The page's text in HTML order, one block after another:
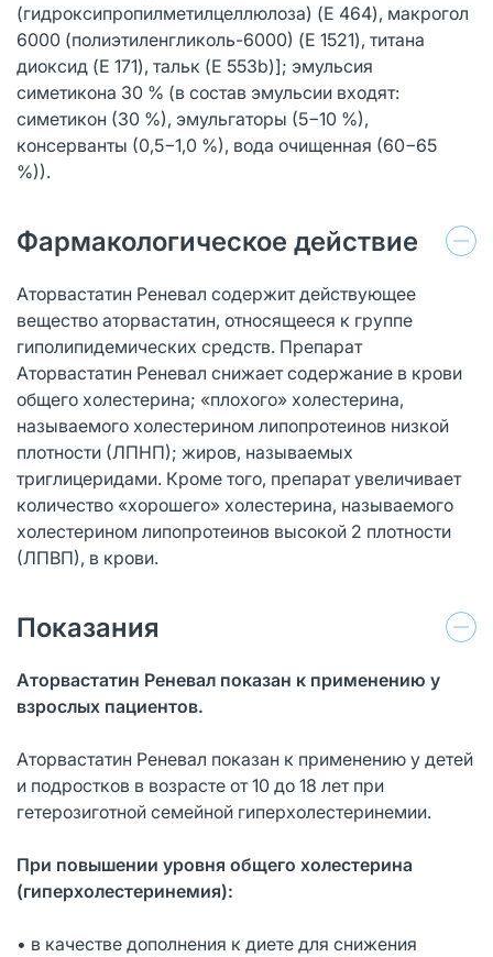
(гидроксипропилметилцеллюлоза) (E 464), макрогол
6000 (полиэтиленгликоль-6000) (E 1521), титана
диоксид (E 171), тальк (E 553b)]; эмульсия
симетикона 30 % (в состав эмульсии входят:
симетикон (30 %), эмульгаторы (5−10 %),
консерванты (0,5−1,0 %), вода очищенная (60−65
%)).
Фармакологическое действие
Аторвастатин Реневал содержит действующее
вещество аторвастатин, относящееся к группе
гиполипидемических средств. Препарат
Аторвастатин Реневал снижает содержание в крови
общего холестерина; «плохого» холестерина,
называемого холестерином липопротеинов низкой
плотности (ЛПНП); жиров, называемых
триглицеридами. Кроме того, препарат увеличивает
количество «хорошего» холестерина, называемого
холестерином липопротеинов высокой 2 плотности
(ЛПВП), в крови.
Показания
Аторвастатин Реневал показан к применению у
взрослых пациентов.
Аторвастатин Реневал показан к применению у детей
и подростков в возрасте от 10 до 18 лет при
гетерозиготной семейной гиперхолестеринемии.
При повышении уровня общего холестерина
(гиперхолестеринемия):
• в качестве дополнения к диете для снижения